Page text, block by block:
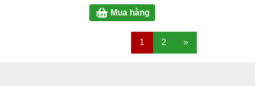
Mua hàng
1 2 »